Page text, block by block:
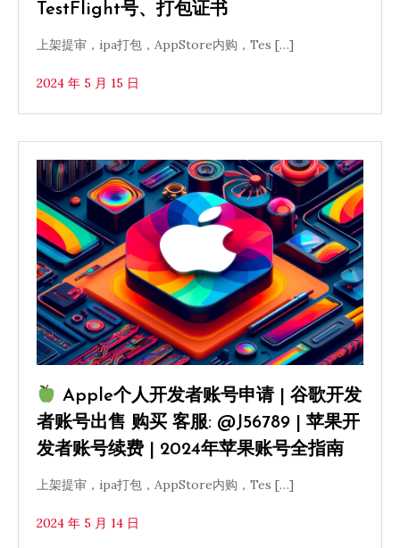
TestFlight号、打包证书
上架提审，ipa打包，AppStore内购，Tes […]
2024 年 5 月 15 日
Apple个人开发者账号申请 | 谷歌开发
者账号出售 购买 客服: @J56789 | 苹果开
发者账号续费 | 2024年苹果账号全指南
上架提审，ipa打包，AppStore内购，Tes […]
2024 年 5 月 14 日